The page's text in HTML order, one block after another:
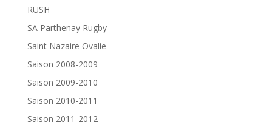
RUSH
SA Parthenay Rugby
Saint Nazaire Ovalie
Saison 2008-2009
Saison 2009-2010
Saison 2010-2011
Saison 2011-2012